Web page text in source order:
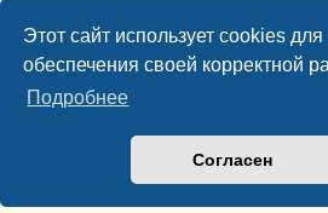
Этот сайт использует cookies для
обеспечения своей корректной
Подробнее
Согласен